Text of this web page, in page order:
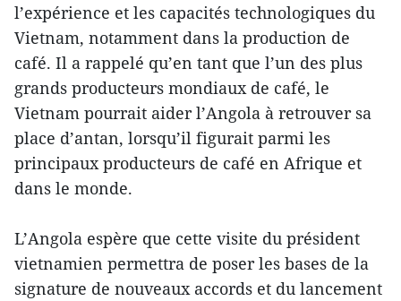
l’expérience et les capacités technologiques du
Vietnam, notamment dans la production de
café. Il a rappelé qu’en tant que l’un des plus
grands producteurs mondiaux de café, le
Vietnam pourrait aider l’Angola à retrouver sa
place d’antan, lorsqu’il figurait parmi les
principaux producteurs de café en Afrique et
dans le monde.
L’Angola espère que cette visite du président
vietnamien permettra de poser les bases de la
signature de nouveaux accords et du lancement